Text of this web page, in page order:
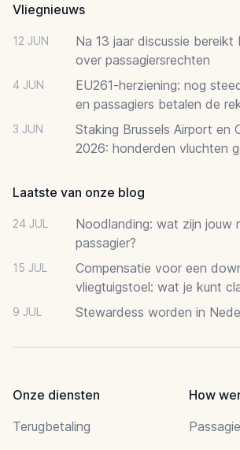
Vliegnieuws
12 JUN
Na 13 jaar discussie bereikt
over passagiersrechten
4 JUN
EU261-herziening: nog
en passagiers betalen de
3 JUN
Staking Brussels Airport en
2026: honderden vluchten
Laatste van onze blog
24 JUL
Noodlanding: wat zijn jouw
passagier?
15 JUL
Compensatie voor een
vliegtuigstoel: wat je kunt
9 JUL Stewardess worden in
Onze diensten
Terugbetaling
How